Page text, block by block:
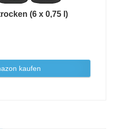
(6 x 0,75 l)
kaufen